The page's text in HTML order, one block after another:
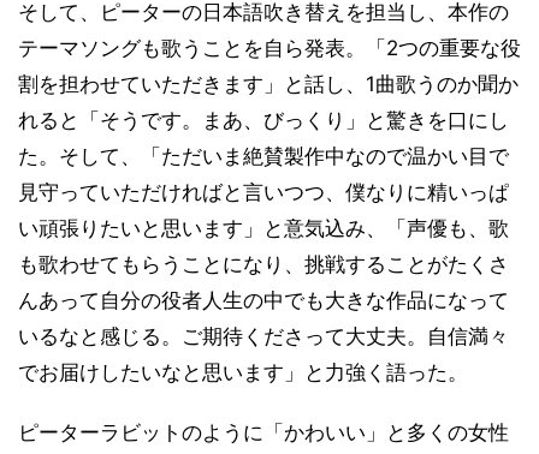
そして、ピーターの日本語吹き替えを担当し、本作の
テーマソングも歌うことを自ら発表。「2つの重要な役
割を担わせていただきます」と話し、1曲歌うのか聞か
れると「そうです。まあ、びっくり」と驚きを口にし
た。そして、「ただいま絶賛製作中なので温かい目で
見守っていただければと言いつつ、僕なりに精いっぱ
い頑張りたいと思います」と意気込み、「声優も、歌
も歌わせてもらうことになり、挑戦することがたくさ
んあって自分の役者人生の中でも大きな作品になって
いるなと感じる。ご期待くださって大丈夫。自信満々
でお届けしたいなと思います」と力強く語った。
ピーターラビットのように「かわいい」と多くの女性